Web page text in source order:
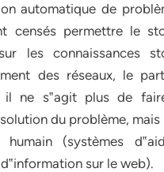
automatique de
censés permettre le
les connaissances
des réseaux, le
il ne s‟agit plus de
du problème,
(systèmes
sur le web).